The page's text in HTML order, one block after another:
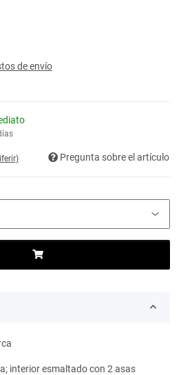
de envío
Pregunta sobre el artículo
interior esmaltado con 2 asas